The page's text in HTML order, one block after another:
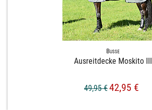
Busse
Ausreitdecke Moskito III
49,95 €42,95 €